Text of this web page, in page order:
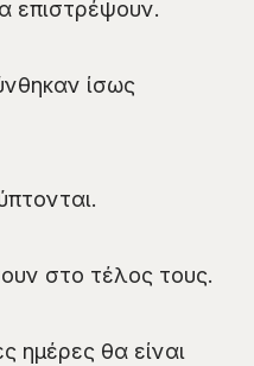
επιστρέψουν.
ίσως
στο τέλος τους.
ημέρες θα είναι